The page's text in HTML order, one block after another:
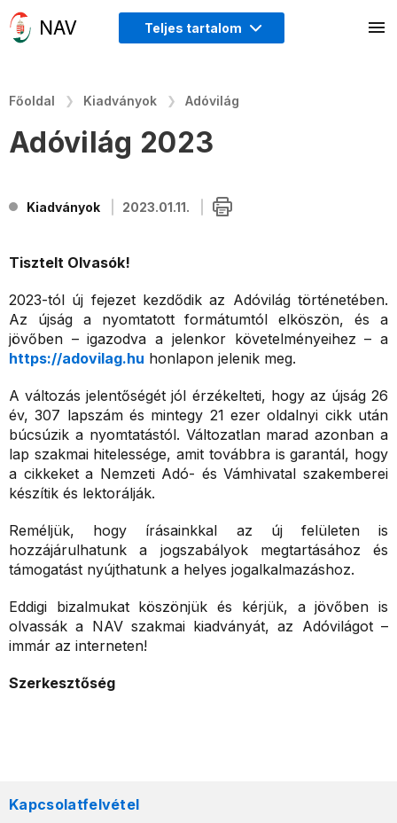
Teljes tartalom
Főoldal Kiadványok Adóvilág
Adóvilág 2023
Kiadványok 2023.01.11.
Tisztelt Olvasók!
2023-tól új fejezet kezdődik az Adóvilág történetében.
Az újság a nyomtatott formátumtól elköszön, és a
jövőben – igazodva a jelenkor követelményeihez – a
https://adovilag.hu honlapon jelenik meg.
A változás jelentőségét jól érzékelteti, hogy az újság 26
év, 307 lapszám és mintegy 21 ezer oldalnyi cikk után
búcsúzik a nyomtatástól. Változatlan marad azonban a
lap szakmai hitelessége, amit továbbra is garantál, hogy
a cikkeket a Nemzeti Adó- és Vámhivatal szakemberei
készítik és lektorálják.
Reméljük, hogy írásainkkal az új felületen is
hozzájárulhatunk a jogszabályok megtartásához és
támogatást nyújthatunk a helyes jogalkalmazáshoz.
Eddigi bizalmukat köszönjük és kérjük, a jövőben is
olvassák a NAV szakmai kiadványát, az Adóvilágot –
immár az interneten!
Szerkesztőség
Kapcsolatfelvétel